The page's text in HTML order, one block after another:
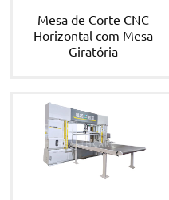
Mesa de Corte CNC
Horizontal com Mesa
Giratória